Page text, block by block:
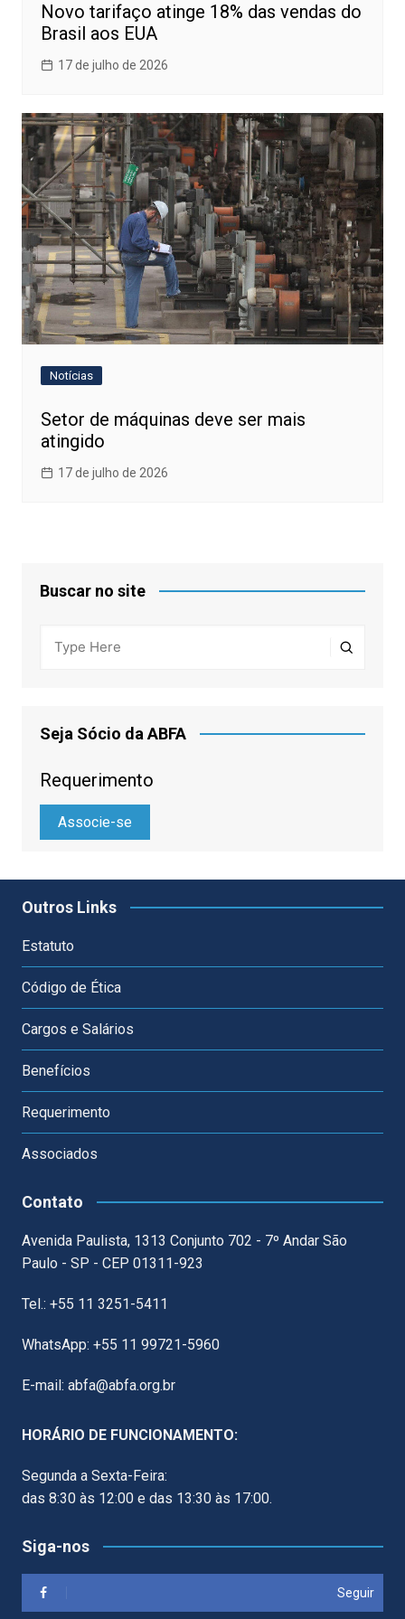
Novo tarifaço atinge 18% das vendas do
Brasil aos EUA
17 de julho de 2026
Notícias
Setor de máquinas deve ser mais
atingido
17 de julho de 2026
Buscar no site
Seja Sócio da ABFA
Requerimento
Associe-se
Outros Links
Estatuto
Código de Ética
Cargos e Salários
Benefícios
Requerimento
Associados
Contato
Avenida Paulista, 1313 Conjunto 702 - 7º Andar São
Paulo - SP - CEP 01311-923
Tel.: +55 11 3251-5411
WhatsApp: +55 11 99721-5960
E-mail: abfa@abfa.org.br
HORÁRIO DE FUNCIONAMENTO:
Segunda a Sexta-Feira:
das 8:30 às 12:00 e das 13:30 às 17:00.
Siga-nos
Seguir